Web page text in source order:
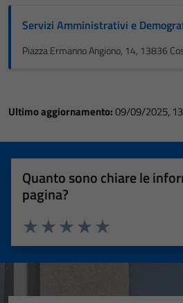
Servizi Amministrativi e
Piazza Ermanno Angiono, 14, 13836
Ultimo aggiornamento:09/09/2025,
Quanto sono chiare le
pagina?
Valuta 5 stelle su 5
Valuta 4 stelle su 5
Valuta 3 stelle su 5
Valuta 2 stelle su 5
Valuta 1 stelle su 5